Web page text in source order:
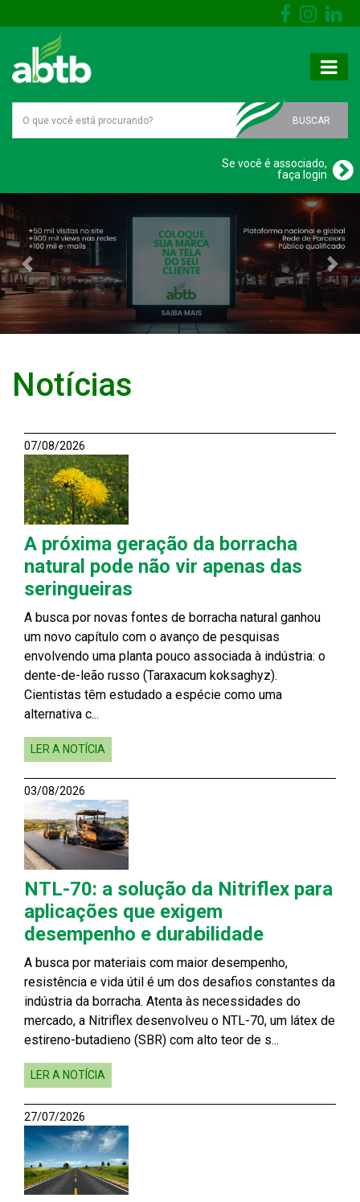
BUSCAR
Se você é associado,
faça login
Previous Next
Notícias
07/08/2026
A próxima geração da borracha
natural pode não vir apenas das
seringueiras
A busca por novas fontes de borracha natural ganhou
um novo capítulo com o avanço de pesquisas
envolvendo uma planta pouco associada à indústria: o
dente-de-leão russo (Taraxacum koksaghyz).
Cientistas têm estudado a espécie como uma
alternativa c...
LER A NOTÍCIA
03/08/2026
NTL-70: a solução da Nitriflex para
aplicações que exigem
desempenho e durabilidade
A busca por materiais com maior desempenho,
resistência e vida útil é um dos desafios constantes da
indústria da borracha. Atenta às necessidades do
mercado, a Nitriflex desenvolveu o NTL-70, um látex de
estireno-butadieno (SBR) com alto teor de s...
LER A NOTÍCIA
27/07/2026